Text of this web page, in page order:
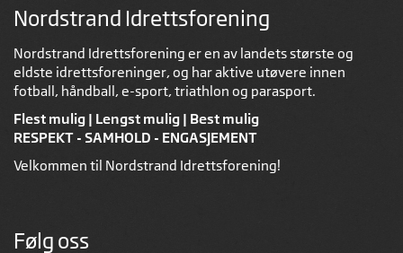
Nordstrand Idrettsforening
Nordstrand Idrettsforening er en av landets største og
eldste idrettsforeninger, og har aktive utøvere innen
fotball, håndball, e-sport, triathlon og parasport.
Flest mulig | Lengst mulig | Best mulig
RESPEKT - SAMHOLD - ENGASJEMENT
Velkommen til Nordstrand Idrettsforening!
Følg oss